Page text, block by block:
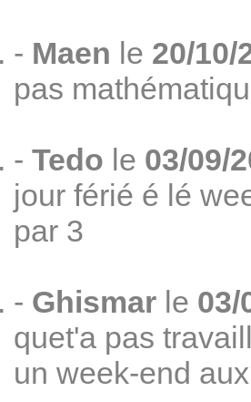
- Maen le 20/10/
pas
- Tedo le 03/09/
jour férié é lé
par 3
- Ghismar le 03/
quet'a pas
un week-end